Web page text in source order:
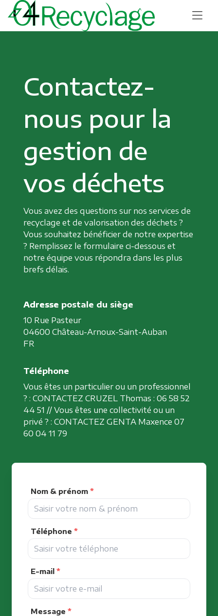
Contactez-
nous pour la
gestion de
vos déchets
Vous avez des questions sur nos services de
recyclage et de valorisation des déchets ?
Vous souhaitez bénéficier de notre expertise
? Remplissez le formulaire ci-dessous et
notre équipe vous répondra dans les plus
brefs délais.
Adresse
10 Rue Pasteur
04600 Château-Arnoux-Saint-Auban
FR
Téléphone
Vous êtes un particulier ou un professionnel
? : CONTACTEZ CRUZEL Thomas : 06 58 52
44 51 // Vous êtes une collectivité ou un
privé ? : CONTACTEZ GENTA Maxence 07
60 04 11 79
Nom & prénom *
Téléphone *
E-mail *
Message *